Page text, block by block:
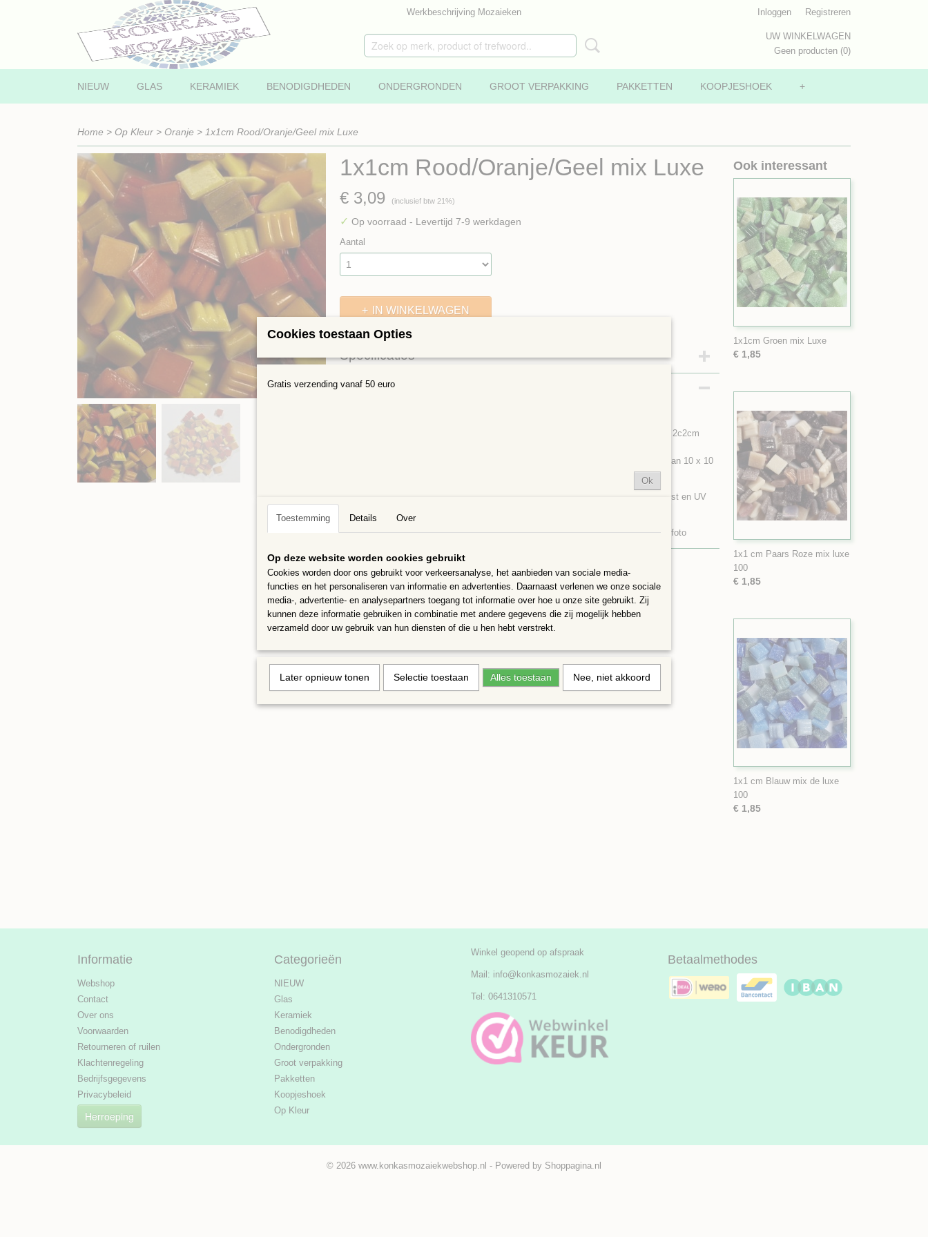
Werkbeschrijving Mozaieken Inloggen Registreren
UW WINKELWAGEN
Geen producten (0)
NIEUW GLAS KERAMIEK BENODIGDHEDEN ONDERGRONDEN GROOT VERPAKKING PAKKETTEN KOOPJESHOEK +
Home > Op Kleur > Oranje > 1x1cm Rood/Oranje/Geel mix Luxe
1x1cm Rood/Oranje/Geel mix Luxe
€ 3,09 (inclusief btw 21%)
✓ Op voorraad - Levertijd 7-9 werkdagen
Aantal
IN WINKELWAGEN
Specificaties
Bruto gewicht
Omschrijving
Glasmozaïek 1 x 1 cm steentjes de luxe, ze zijn 4mm dik, ze zijn in combi met de 2c2cm
100 gram per zakje = ongeveer 100 steentjes dat is genoeg voor een oppervlakte van 10 x 10
Mozaïek steentjes kunnen zowel binnen als buiten gebruikt worden, ze zijn ook vorst en UV
Steentjes zijn net even luxer dan de 1x1cm basis, kleuren kunnen afwijken van de foto
Ook interessant
1x1cm Groen mix Luxe
€ 1,85
1x1 cm Paars Roze mix luxe
100
€ 1,85
1x1 cm Blauw mix de luxe
100
€ 1,85
Informatie
Webshop
Contact
Over ons
Voorwaarden
Retourneren of ruilen
Klachtenregeling
Bedrijfsgegevens
Privacybeleid
Herroeping
Categorieën
NIEUW
Glas
Keramiek
Benodigdheden
Ondergronden
Groot verpakking
Pakketten
Koopjeshoek
Op Kleur
Winkel geopend op afspraak
Mail: info@konkasmozaiek.nl
Tel: 0641310571
Betaalmethodes
© 2026 www.konkasmozaiekwebshop.nl - Powered by Shoppagina.nl
Cookies toestaan Opties
Gratis verzending vanaf 50 euro
Ok
Toestemming Details Over
Op deze website worden cookies gebruikt
Cookies worden door ons gebruikt voor verkeersanalyse, het aanbieden van sociale media-
functies en het personaliseren van informatie en advertenties. Daarnaast verlenen we onze sociale
media-, advertentie- en analysepartners toegang tot informatie over hoe u onze site gebruikt. Zij
kunnen deze informatie gebruiken in combinatie met andere gegevens die zij mogelijk hebben
verzameld door uw gebruik van hun diensten of die u hen hebt verstrekt.
Later opnieuw tonen Selectie toestaan Alles toestaan Nee, niet akkoord